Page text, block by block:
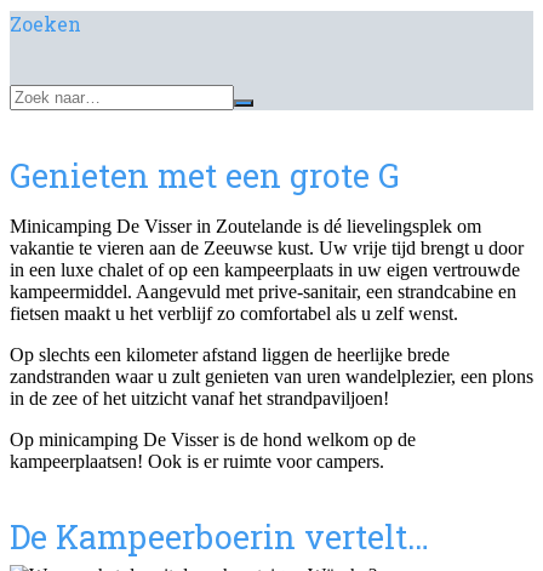
Zoeken
Genieten met een grote G
Minicamping De Visser in Zoutelande is dé lievelingsplek om
vakantie te vieren aan de Zeeuwse kust. Uw vrije tijd brengt u door
in een luxe chalet of op een kampeerplaats in uw eigen vertrouwde
kampeermiddel. Aangevuld met prive-sanitair, een strandcabine en
fietsen maakt u het verblijf zo comfortabel als u zelf wenst.
Op slechts een kilometer afstand liggen de heerlijke brede
zandstranden waar u zult genieten van uren wandelplezier, een plons
in de zee of het uitzicht vanaf het strandpaviljoen!
Op minicamping De Visser is de hond welkom op de
kampeerplaatsen! Ook is er ruimte voor campers.
De Kampeerboerin vertelt…